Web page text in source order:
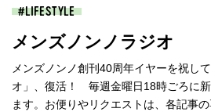
LIFESTYLE
メンズノンノラジオ
メンズノンノ創刊40周年イヤーを祝し
オ」、復活！ 毎週金曜日18時ごろに
ます。お便りやリクエストは、各記事